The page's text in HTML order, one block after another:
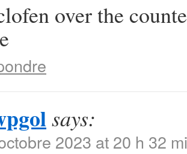
over the
says:
2023 at 20 h 32